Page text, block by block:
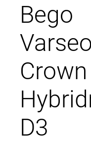
Bego
D3